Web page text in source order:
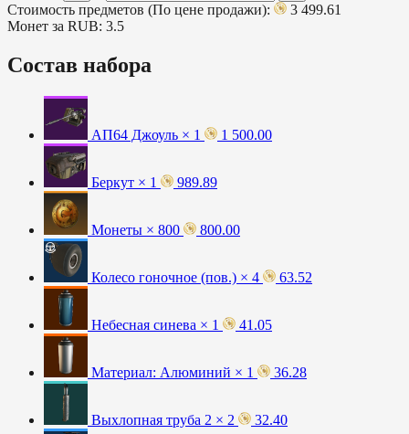
Стоимость предметов (По цене продажи):
3 499.61
Монет за RUB: 3.5
Состав набора
АП64 Джоуль × 1 1 500.00
Беркут × 1 989.89
Монеты × 800 800.00
Колесо гоночное (пов.) × 4 63.52
Небесная синева × 1 41.05
Материал: Алюминий × 1 36.28
Выхлопная труба 2 × 2 32.40